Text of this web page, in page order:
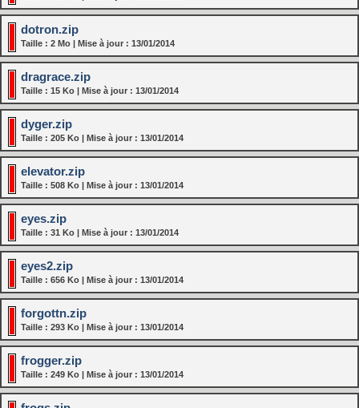
dotron.zip
Taille : 2 Mo | Mise à jour : 13/01/2014
dragrace.zip
Taille : 15 Ko | Mise à jour : 13/01/2014
dyger.zip
Taille : 205 Ko | Mise à jour : 13/01/2014
elevator.zip
Taille : 508 Ko | Mise à jour : 13/01/2014
eyes.zip
Taille : 31 Ko | Mise à jour : 13/01/2014
eyes2.zip
Taille : 656 Ko | Mise à jour : 13/01/2014
forgottn.zip
Taille : 293 Ko | Mise à jour : 13/01/2014
frogger.zip
Taille : 249 Ko | Mise à jour : 13/01/2014